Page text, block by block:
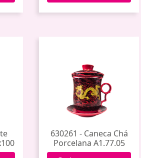
630261 - Caneca Chá
Porcelana A1.77.05